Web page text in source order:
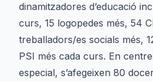
dinamitzadores d’educació
curs, 15 logopedes més, 54
treballadors/es socials més,
PSI més cada curs. En
especial, s’afegeixen 80